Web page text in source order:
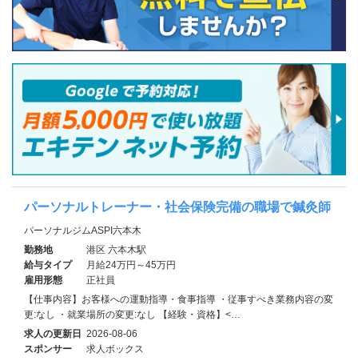
パーソナルトレーナー・社会保険完備の職場で鍼灸師
パーソナルジムASPI六本木
勤務地
港区 六本木駅
給与タイプ
月給24万円～45万円
雇用形態
正社員
【仕事内容】お客様への運動指導・食事指導 ・従事すべき業務内容の変
更:なし ・就業場所の変更:なし 【経験・資格】<…
求人の更新日 2026-08-06
スポンサー
求人ボックス